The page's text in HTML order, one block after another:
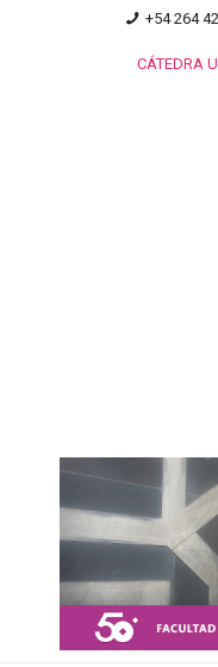
+54 264
CÁTEDRA